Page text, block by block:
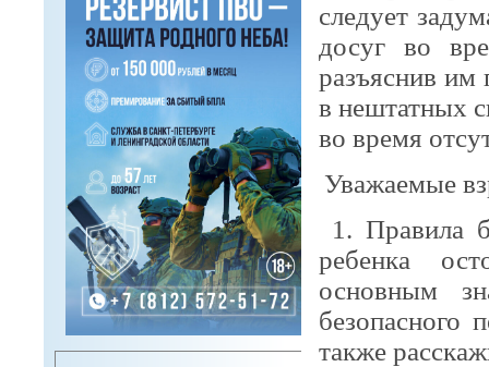
следует
досуг во
разъяснив им
в нештатных
во время
Уважаемые
1. Правила
ребенка
основным
безопасного
также